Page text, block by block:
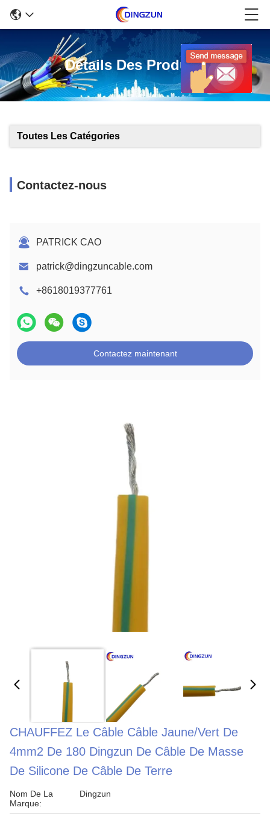
Détails Des Produits
Toutes Les Catégories
Contactez-nous
PATRICK CAO
patrick@dingzuncable.com
+8618019377761
Contactez maintenant
CHAUFFEZ Le Câble Câble Jaune/vert De
4mm2 De 180 Dingzun De Câble De Masse
De Silicone De Câble De Terre
Nom De La
Marque:
Dingzun